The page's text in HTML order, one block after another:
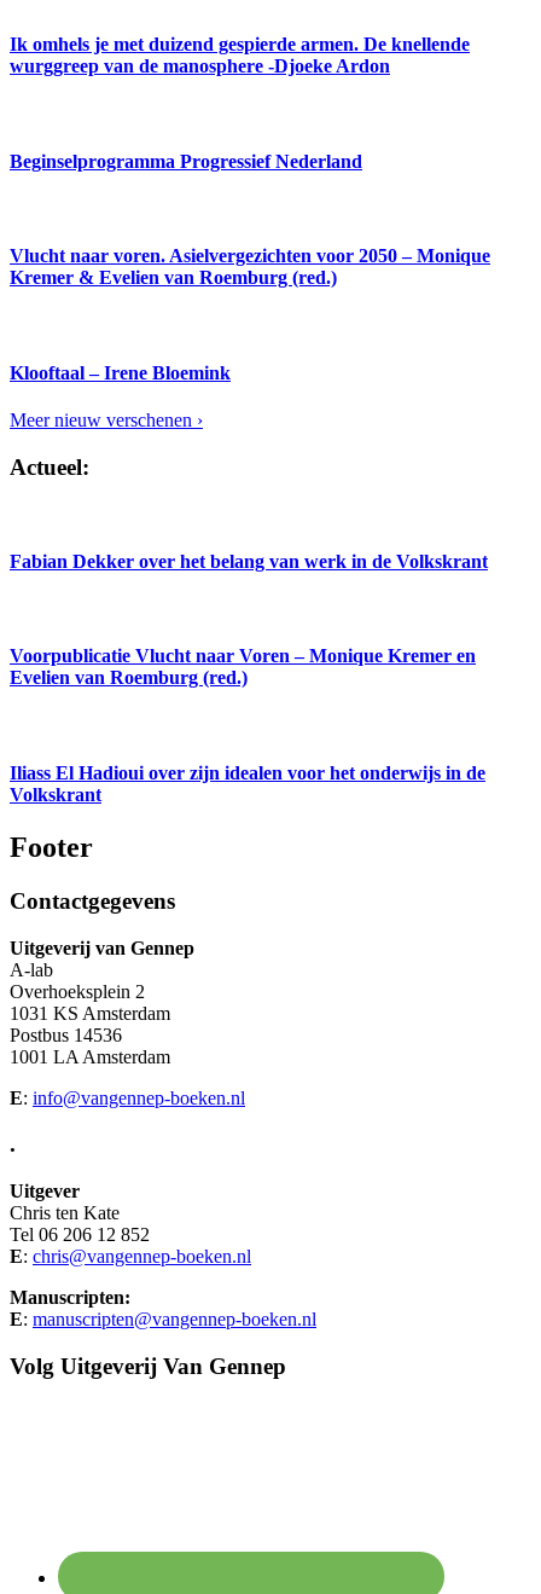
Ik omhels je met duizend gespierde armen. De knellende
wurggreep van de manosphere -Djoeke Ardon
Beginselprogramma Progressief Nederland
Vlucht naar voren. Asielvergezichten voor 2050 – Monique
Kremer & Evelien van Roemburg (red.)
Klooftaal – Irene Bloemink
Meer nieuw verschenen ›
Actueel:
Fabian Dekker over het belang van werk in de Volkskrant
Voorpublicatie Vlucht naar Voren – Monique Kremer en
Evelien van Roemburg (red.)
Iliass El Hadioui over zijn idealen voor het onderwijs in de
Volkskrant
Footer
Contactgegevens
Uitgeverij van Gennep
A-lab
Overhoeksplein 2
1031 KS Amsterdam
Postbus 14536
1001 LA Amsterdam
E: info@vangennep-boeken.nl
.
Uitgever
Chris ten Kate
Tel 06 206 12 852
E: chris@vangennep-boeken.nl
Manuscripten:
E: manuscripten@vangennep-boeken.nl
Volg Uitgeverij Van Gennep